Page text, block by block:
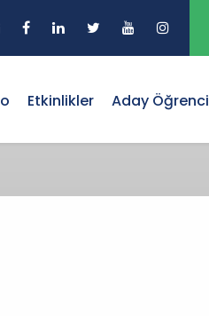
Etkinlikler Aday Öğrenci